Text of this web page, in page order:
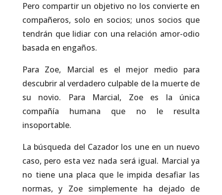
Pero compartir un objetivo no los convierte en
compañeros, solo en socios; unos socios que
tendrán que lidiar con una relación amor-odio
basada en engaños.
Para Zoe, Marcial es el mejor medio para
descubrir al verdadero culpable de la muerte de
su novio. Para Marcial, Zoe es la única
compañía humana que no le resulta
insoportable.
La búsqueda del Cazador los une en un nuevo
caso, pero esta vez nada será igual. Marcial ya
no tiene una placa que le impida desafiar las
normas, y Zoe simplemente ha dejado de